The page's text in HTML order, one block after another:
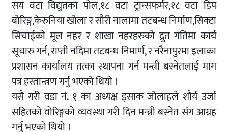
सय वटा विद्युतका पोल,१८ वटा ट्रान्सफर्मर,१८ वटा डिप
बोरिङ्ग,केरुनिया खोला र सौरी नालामा तटबन्ध निर्माण,सिक्टा
सिचाईको मूल नहर र शाखा नहरहरुको द्रुत गतिमा कार्य
सूचारु गर्न, राप्ती नदिमा तटबन्ध निमार्ण, र नरैनापुरमा इलाका
प्रशासन कार्यालय तत्का स्थापना गर्न मन्त्री बस्नेतलाई माग
पत्र हस्तान्त्रण गर्नु भएको थियो ।
यसै गरी वडा नं. १ का अध्यक्ष इसाक जोलाहले शौर्य उर्जा
सहितको वोरिङ्गको व्यवस्था गरी दिन मन्त्री बस्नेत संग आग्रह
गर्नु भएको थियो ।